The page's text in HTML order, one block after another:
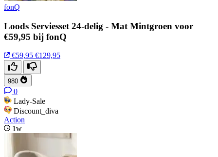
fonQ
Loods Serviesset 24-delig - Mat Mintgroen voor
€59,95 bij fonQ
€59,95 €129,95
980
0
Lady-Sale
Discount_diva
Action
1w